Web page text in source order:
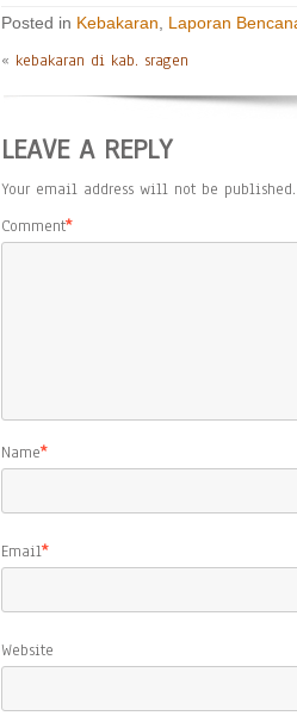
Posted in Kebakaran Laporan
« kebakaran di kab. sragen
LEAVE A REPLY
Your email address will not be published.
Comment*
Name*
Email*
Website